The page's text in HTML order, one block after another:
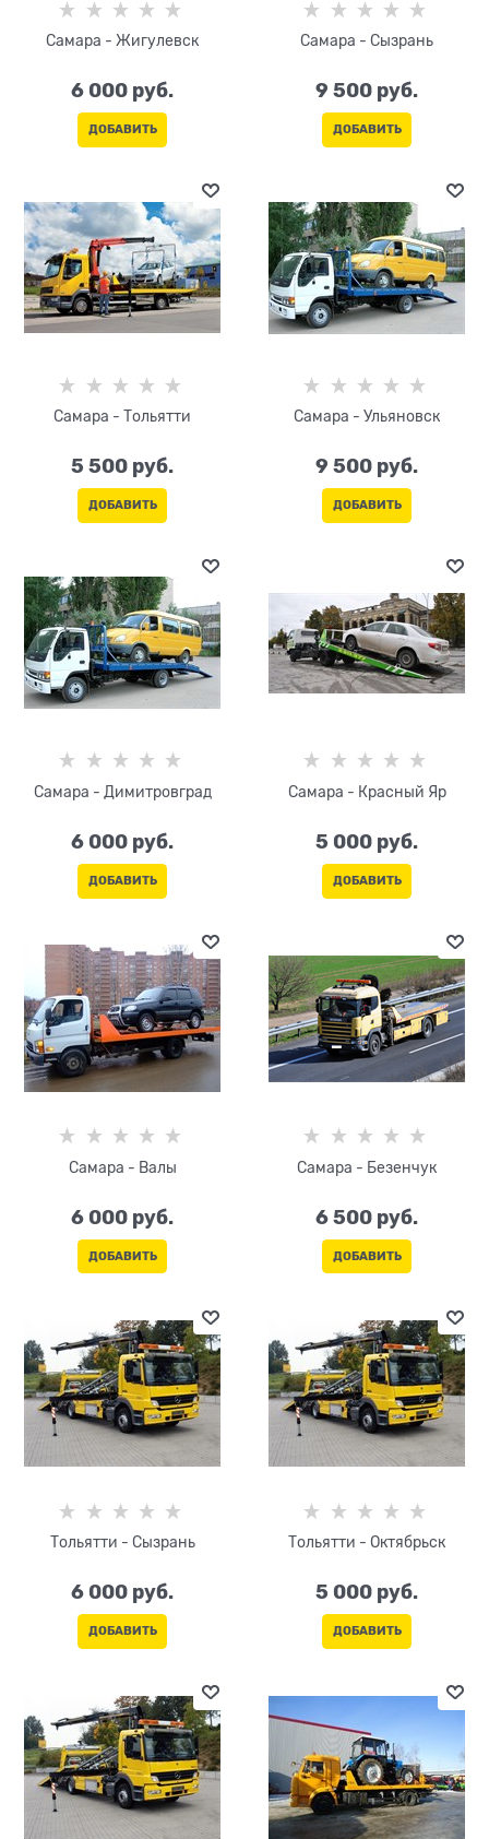
Самара - Жигулевск
6 000 руб.
ДОБАВИТЬ
Самара - Сызрань
9 500 руб.
ДОБАВИТЬ
Самара - Тольятти
5 500 руб.
ДОБАВИТЬ
Самара - Ульяновск
9 500 руб.
ДОБАВИТЬ
Самара - Димитровград
6 000 руб.
ДОБАВИТЬ
Самара - Красный Яр
5 000 руб.
ДОБАВИТЬ
Самара - Валы
6 000 руб.
ДОБАВИТЬ
Самара - Безенчук
6 500 руб.
ДОБАВИТЬ
Тольятти - Сызрань
6 000 руб.
ДОБАВИТЬ
Тольятти - Октябрьск
5 000 руб.
ДОБАВИТЬ